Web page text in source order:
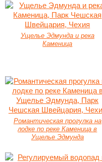
Ущелье Эдмунда и река
Каменица
Романтическая прогулка на
лодке по реке Каменица в
Ущелье Эдмунда